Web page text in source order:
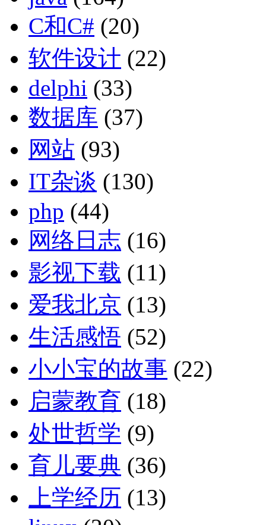
C和C# (20)
软件设计 (22)
delphi (33)
数据库 (37)
网站 (93)
IT杂谈 (130)
php (44)
网络日志 (16)
影视下载 (11)
爱我北京 (13)
生活感悟 (52)
小小宝的故事 (22)
启蒙教育 (18)
处世哲学 (9)
育儿要典 (36)
上学经历 (13)